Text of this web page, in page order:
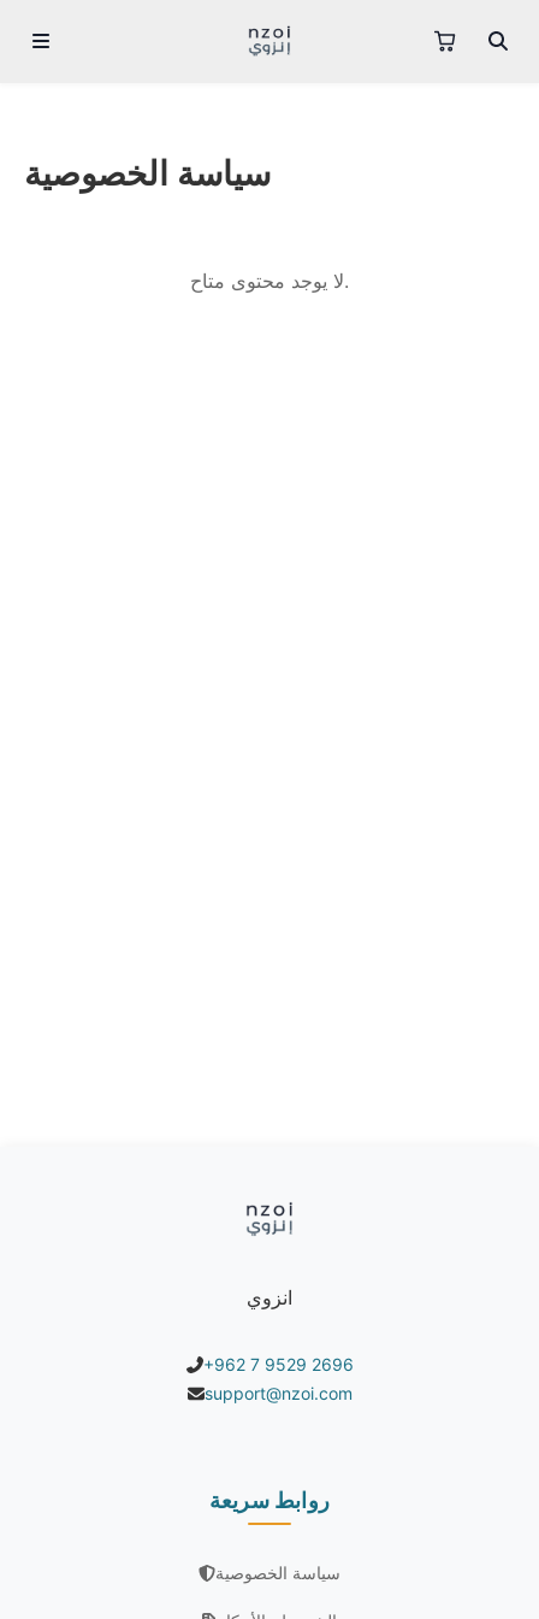
سياسة الخصوصية
لا يوجد محتوى متاح.
انزوي
+962 7 9529 2696
support@nzoi.com
روابط سريعة
سياسة الخصوصية